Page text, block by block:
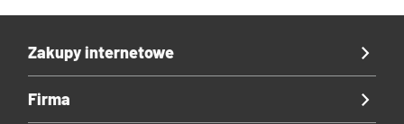
Zakupy internetowe
Firma